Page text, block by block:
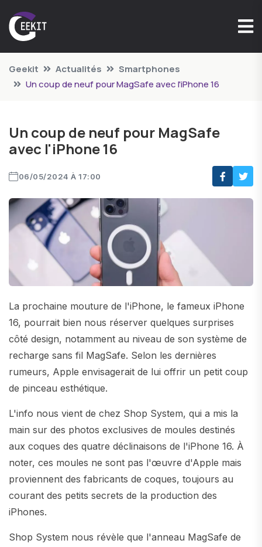
Geekit Actualités
Smartphones
Un coup de neuf pour MagSafe avec l'iPhone 16
Un coup de neuf pour MagSafe
avec l'iPhone 16
06/05/2024 À 17:00
La prochaine mouture de l'iPhone, le fameux iPhone
16, pourrait bien nous réserver quelques surprises
côté design, notamment au niveau de son système de
recharge sans fil MagSafe. Selon les dernières
rumeurs, Apple envisagerait de lui offrir un petit coup
de pinceau esthétique.
L'info nous vient de chez Shop System, qui a mis la
main sur des photos exclusives de moules destinés
aux coques des quatre déclinaisons de l'iPhone 16. À
noter, ces moules ne sont pas l'œuvre d'Apple mais
proviennent des fabricants de coques, toujours au
courant des petits secrets de la production des
iPhones.
Shop System nous révèle que l'anneau MagSafe de